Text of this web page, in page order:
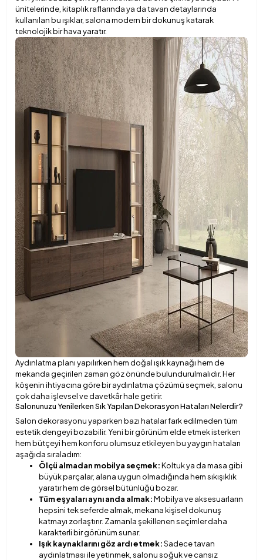
ünitelerinde, kitaplık raflarında ya da tavan detaylarında
kullanılan bu ışıklar, salona modern bir dokunuş katarak
teknolojik bir hava yaratır.
Aydınlatma planı yapılırken hem doğal ışık kaynağı hem de
mekanda geçirilen zaman göz önünde bulundurulmalıdır. Her
köşenin ihtiyacına göre bir aydınlatma çözümü seçmek, salonu
çok daha işlevsel ve davetkâr hale getirir.
Salonunuzu Yenilerken Sık Yapılan Dekorasyon Hataları Nelerdir?
Salon dekorasyonu yaparken bazı hatalar fark edilmeden tüm
estetik dengeyi bozabilir. Yeni bir görünüm elde etmek isterken
hem bütçeyi hem konforu olumsuz etkileyen bu yaygın hataları
aşağıda sıraladım:
Ölçü almadan mobilya seçmek:Koltuk ya da masa gibi
büyük parçalar, alana uygun olmadığında hem sıkışıklık
yaratır hem de görsel bütünlüğü bozar.
Tüm eşyaları aynı anda almak:Mobilya ve aksesuarların
hepsini tek seferde almak, mekana kişisel dokunuş
katmayı zorlaştırır. Zamanla şekillenen seçimler daha
karakterli bir görünüm sunar.
Işık kaynaklarını göz ardı etmek:Sadece tavan
aydınlatması ile yetinmek, salonu soğuk ve cansız